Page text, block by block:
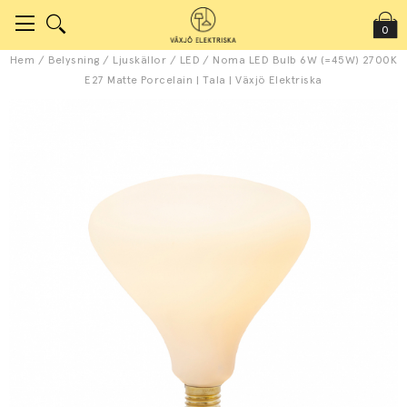
0
Hem / Belysning / Ljuskällor / LED / Noma LED Bulb 6W (=45W) 2700K
E27 Matte Porcelain | Tala | Växjö Elektriska